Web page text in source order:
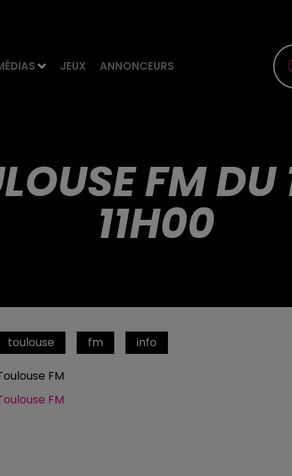
JEUX ANNONCEURS
FM
11H00
toulouse fm info
FM
FM